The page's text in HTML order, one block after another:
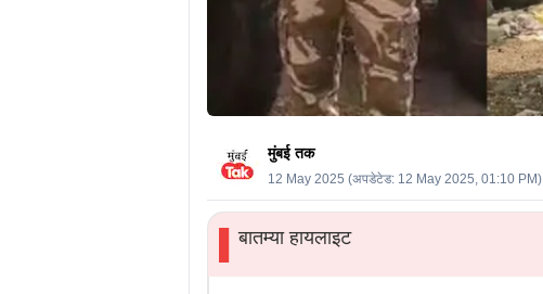
मुंबई तक
12 May 2025 (अपडेटेड: 12 May 2025, 01:10 PM)
▌बातम्या हायलाइट